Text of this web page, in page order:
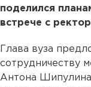
поделился
встрече с
Глава вуза
сотрудничеству
Антона